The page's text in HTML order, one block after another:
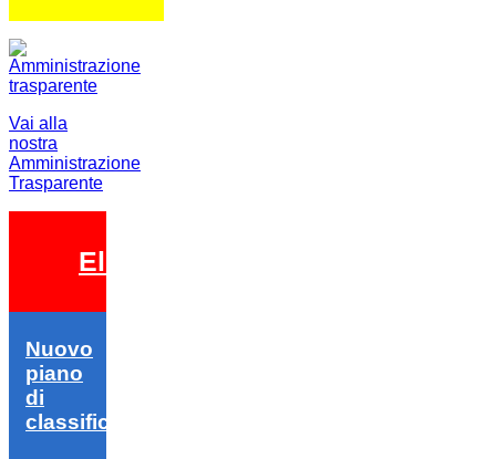
Vai alla
nostra
Amministrazione
Trasparente
Elezioni 2026
Nuovo
piano
di
classifica